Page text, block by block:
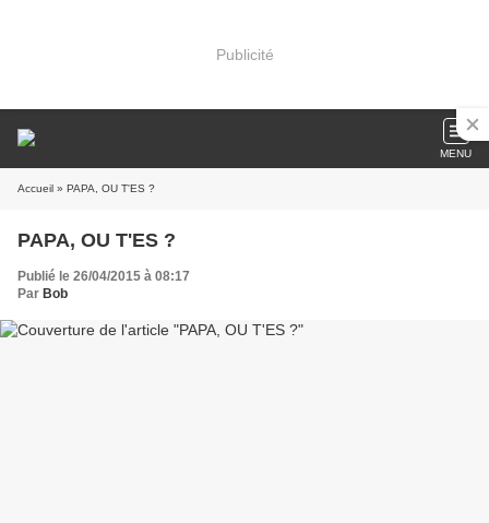
Publicité
MENU
Accueil » PAPA, OU T'ES ?
PAPA, OU T'ES ?
Publié le 26/04/2015 à 08:17
Par Bob